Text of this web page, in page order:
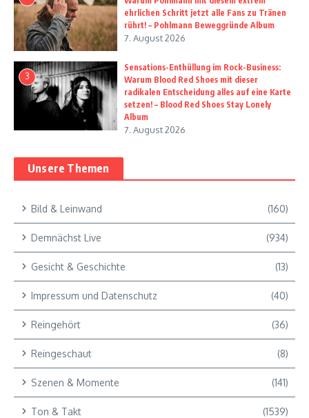
ehrlichen Schritt jetzt alle Fans zu Tränen
rührt! – Pohlmann Beweggründe Album
7. August 2026
3
Sensations-Enthüllung im Rock-Business:
Warum Blood Red Shoes mit dieser
radikalen Entscheidung alles auf eine Karte
setzen! – Blood Red Shoes Stay Lonely
Album
7. August 2026
Unsere Themen
Bild & Leinwand (160)
Demnächst Live (934)
Gesicht & Geschichte (13)
Impressum und Datenschutz (40)
Reingehört (36)
Reingeschaut (8)
Szenen & Momente (141)
Ton & Takt (1539)